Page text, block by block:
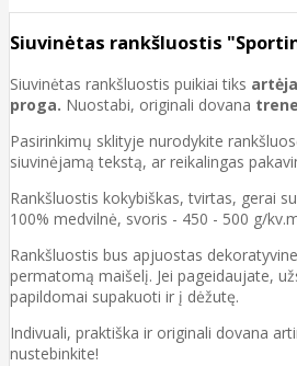
Siuvinėtas rankšluostis
Siuvinėtas rankšluostis puikiai tiks
proga. Nuostabi, originali dovana
Pasirinkimų sklityje nurodykite
siuvinėjamą tekstą, ar reikalingas
Rankšluostis kokybiškas, tvirtas, gerai
100% medvilnė, svoris - 450 - 500 g/
Rankšluostis bus apjuostas
permatomą maišelį. Jei pageidaujate,
papildomai supakuoti ir į dėžutę.
Indivuali, praktiška ir originali dovana
nustebinkite!